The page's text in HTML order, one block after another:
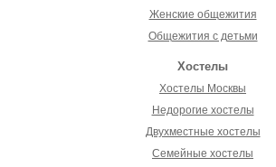
Женские общежития
Общежития с детьми
Хостелы
Хостелы Москвы
Недорогие хостелы
Двухместные хостелы
Семейные хостелы